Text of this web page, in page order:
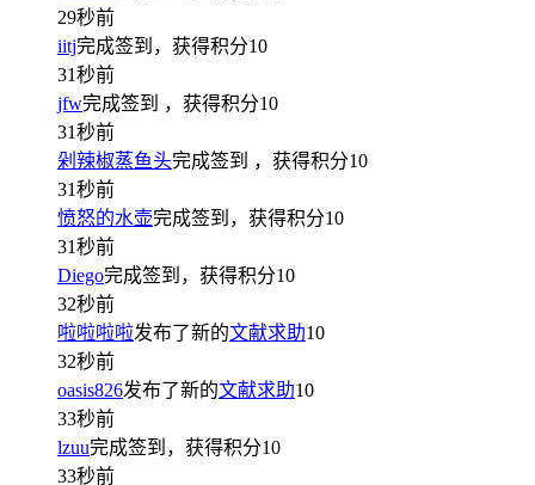
29秒前
iitj完成签到，获得积分10
31秒前
jfw完成签到 ，获得积分10
31秒前
剁辣椒蒸鱼头完成签到 ，获得积分10
31秒前
愤怒的水壶完成签到，获得积分10
31秒前
Diego完成签到，获得积分10
32秒前
啦啦啦啦发布了新的文献求助10
32秒前
oasis826发布了新的文献求助10
33秒前
lzuu完成签到，获得积分10
33秒前